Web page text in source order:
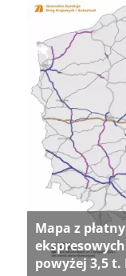
Mapa z
powyżej 3,5 t.